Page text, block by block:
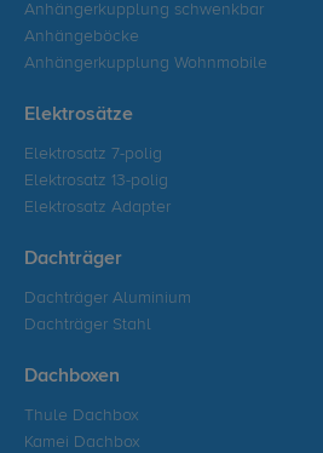
Anhängerkupplung schwenkbar
Anhängeböcke
Anhängerkupplung Wohnmobile
Elektrosätze
Elektrosatz 7-polig
Elektrosatz 13-polig
Elektrosatz Adapter
Dachträger
Dachträger Aluminium
Dachträger Stahl
Dachboxen
Thule Dachbox
Kamei Dachbox